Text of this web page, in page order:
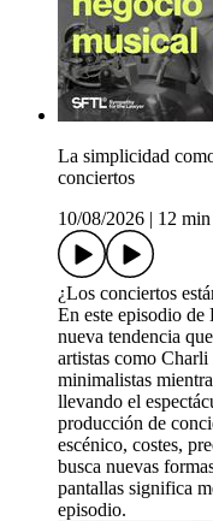
La simplicidad
conciertos
10/08/2026 | 12 min
¿Los conciertos
En este episodio de
nueva tendencia
artistas como
minimalistas
llevando el
producción de
escénico, costes,
busca nuevas
pantallas significa
episodio.